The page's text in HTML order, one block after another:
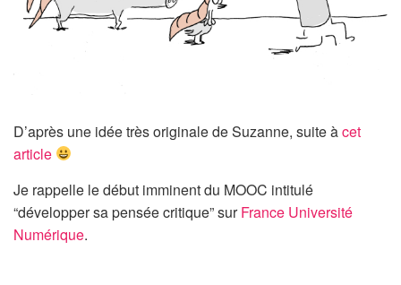
D’après une idée très originale de Suzanne, suite àcet
article
Je rappelle le début imminent du MOOC intitulé
“développer sa pensée critique” surFrance Université
Numérique.